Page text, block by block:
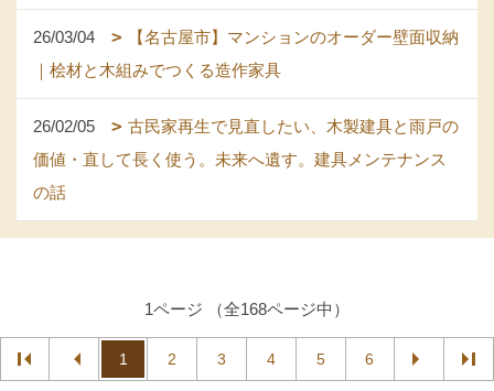
26/03/04
【名古屋市】マンションのオーダー壁面収納
｜桧材と木組みでつくる造作家具
26/02/05
古民家再生で見直したい、木製建具と雨戸の
価値・直して長く使う。未来へ遺す。建具メンテナンス
の話
1ページ （全168ページ中）
1 2 3 4 5 6